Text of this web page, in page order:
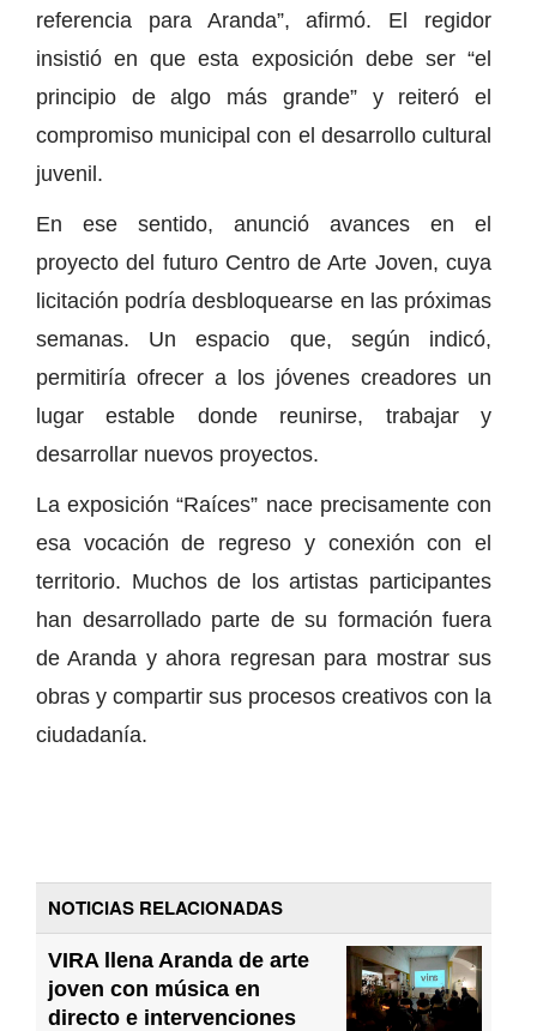
referencia para Aranda”, afirmó. El regidor
insistió en que esta exposición debe ser “el
principio de algo más grande” y reiteró el
compromiso municipal con el desarrollo cultural
juvenil.
En ese sentido, anunció avances en el
proyecto del futuro Centro de Arte Joven, cuya
licitación podría desbloquearse en las próximas
semanas. Un espacio que, según indicó,
permitiría ofrecer a los jóvenes creadores un
lugar estable donde reunirse, trabajar y
desarrollar nuevos proyectos.
La exposición “Raíces” nace precisamente con
esa vocación de regreso y conexión con el
territorio. Muchos de los artistas participantes
han desarrollado parte de su formación fuera
de Aranda y ahora regresan para mostrar sus
obras y compartir sus procesos creativos con la
ciudadanía.
NOTICIAS RELACIONADAS
VIRA llena Aranda de arte
joven con música en
directo e intervenciones